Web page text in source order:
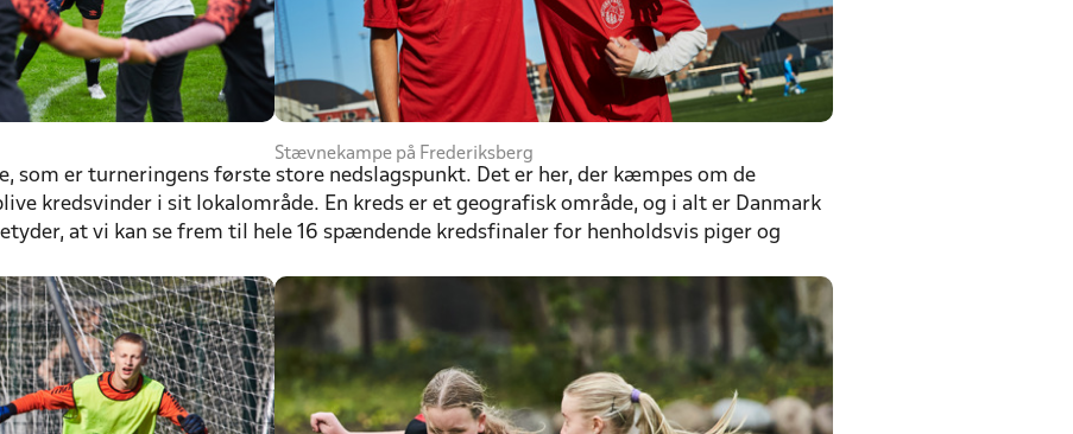
Stævnekampe på Frederiksberg
som er turneringens første store nedslagspunkt. Det er her, der kæmpes om de
kredsvinder i sit lokalområde. En kreds er et geografisk område, og i alt er Danmark
at vi kan se frem til hele 16 spændende kredsfinaler for henholdsvis piger og